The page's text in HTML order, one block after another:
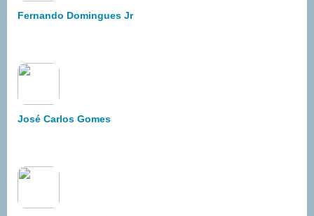
Fernando Domingues Jr
José Carlos Gomes